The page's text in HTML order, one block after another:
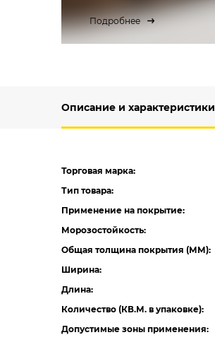
Подробнее
Описание и характеристики
Торговая марка:
Тип товара:
Применение на покрытие:
Морозостойкость:
Общая толщина покрытия (ММ):
Ширина:
Длина:
Количество (КВ.М. в упаковке):
Допустимые зоны применения: